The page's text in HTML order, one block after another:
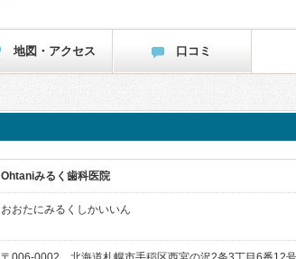
地図・アクセス 口コミ
Ohtaniみるく歯科医院
おおたにみるくしかいいん